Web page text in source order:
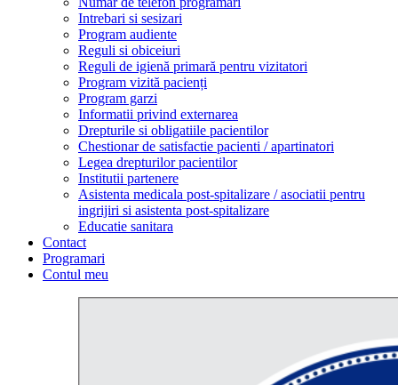
Intrebari si sesizari
Program audiente
Reguli si obiceiuri
Reguli de igienă primară pentru vizitatori
Program vizită pacienți
Program garzi
Informatii privind externarea
Drepturile si obligatiile pacientilor
Chestionar de satisfactie pacienti / apartinatori
Legea drepturilor pacientilor
Institutii partenere
Asistenta medicala post-spitalizare / asociatii pentru
ingrijiri si asistenta post-spitalizare
Educatie sanitara
Contact
Programari
Contul meu